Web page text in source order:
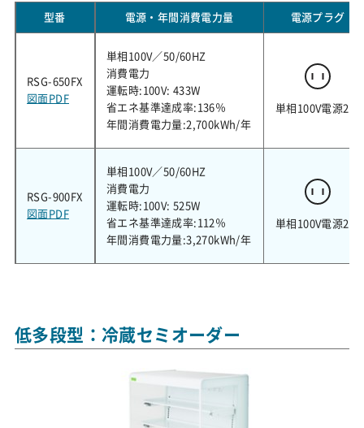
型番 電源・年間消費電力量 電源プラグ
RSG-650FX
図面PDF
単相100V／50/60HZ
消費電力
運転時:100V: 433W
省エネ基準達成率:136％
年間消費電力量:2,700kWh/年
単相100V電源2極
RSG-900FX
図面PDF
単相100V／50/60HZ
消費電力
運転時:100V: 525W
省エネ基準達成率:112％
年間消費電力量:3,270kWh/年
単相100V電源2極
低多段型：冷蔵セミオーダー